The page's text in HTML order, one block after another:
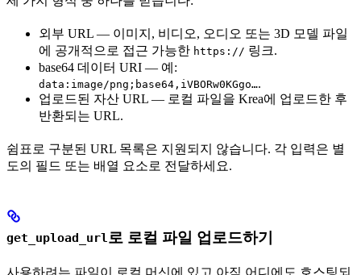
외부 URL — 이미지, 비디오, 오디오 또는 3D 모델 파일
에 공개적으로 접근 가능한 https:// 링크.
base64 데이터 URI — 예:
data:image/png;base64,iVBORw0KGgo….
업로드된 자산 URL — 로컬 파일을 Krea에 업로드한 후
반환되는 URL.
쉼표로 구분된 URL 목록은 지원되지 않습니다. 각 입력은 별
도의 필드 또는 배열 요소로 전달하세요.
get_upload_url로 로컬 파일 업로드하기